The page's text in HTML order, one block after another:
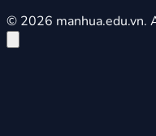
© 2026 manhua.edu.vn.